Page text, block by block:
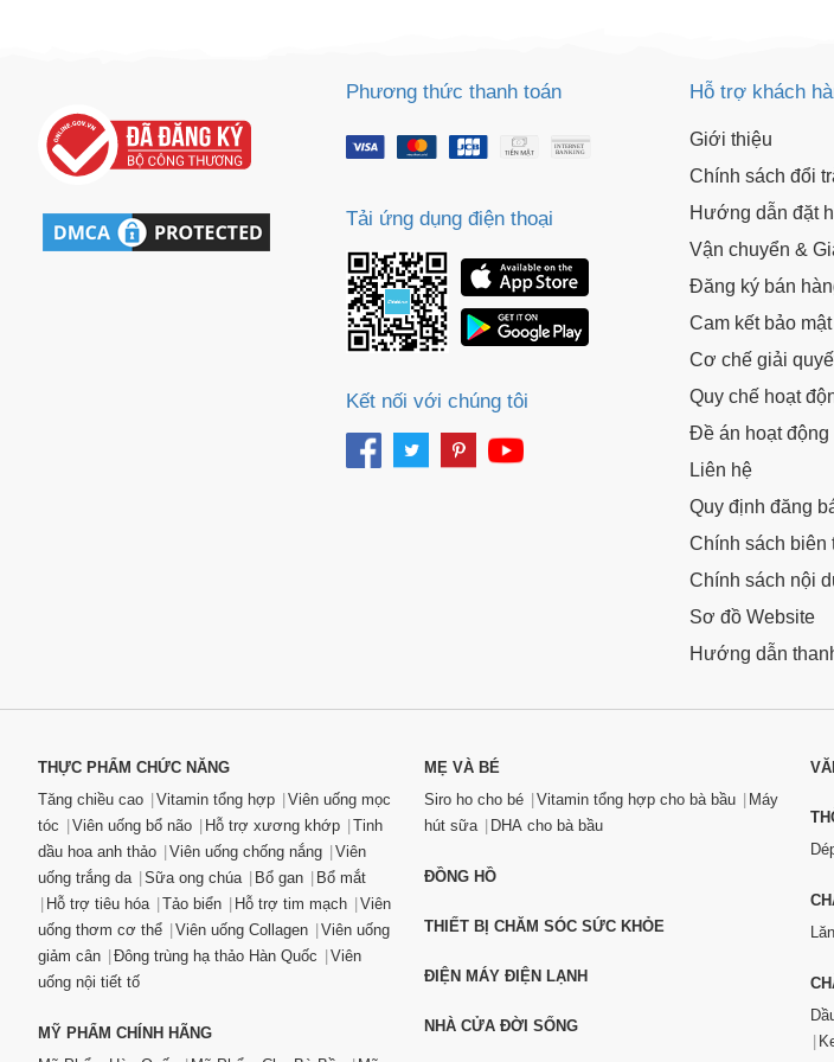
Phương thức thanh toán
Tải ứng dụng điện thoại
Kết nối với chúng tôi
Hỗ trợ khách
Giới thiệu
Chính sách đổi
Hướng dẫn đặt
Vận chuyển &
Đăng ký bán
Cam kết bảo
Cơ chế giải
Quy chế hoạt
Đề án hoạt động
Liên hệ
Quy định đăng
Chính sách biên
Chính sách nội
Sơ đồ Website
Hướng dẫn
THỰC PHẨM CHỨC NĂNG
Tăng chiều cao
Vitamin tổng hợp
Viên uống mọc
tóc
Viên uống bổ não Hỗ trợ xương khớp
Tinh
dầu hoa anh thảo
Viên uống chống nắng
Viên
uống trắng da
Sữa ong chúa Bổ gan
Bổ mắt
Hỗ trợ tiêu hóa
Tảo biển Hỗ trợ tim mạch
Viên
uống thơm cơ thể
Viên uống Collagen
Viên uống
giảm cân
Đông trùng hạ thảo Hàn Quốc
Viên
uống nội tiết tố
MỸ PHẨM CHÍNH HÃNG
MẸ VÀ BÉ
Siro ho cho bé
Vitamin tổng hợp cho bà bầu
Máy
hút sữa
DHA cho bà bầu
ĐỒNG HỒ
THIẾT BỊ CHĂM SÓC SỨC KHỎE
ĐIỆN MÁY ĐIỆN LẠNH
NHÀ CỬA ĐỜI SỐNG
LẤY MÃ
LẤY MÃ